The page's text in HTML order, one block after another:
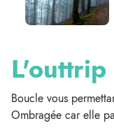
L'outtrip
Boucle vous
Ombragée car elle